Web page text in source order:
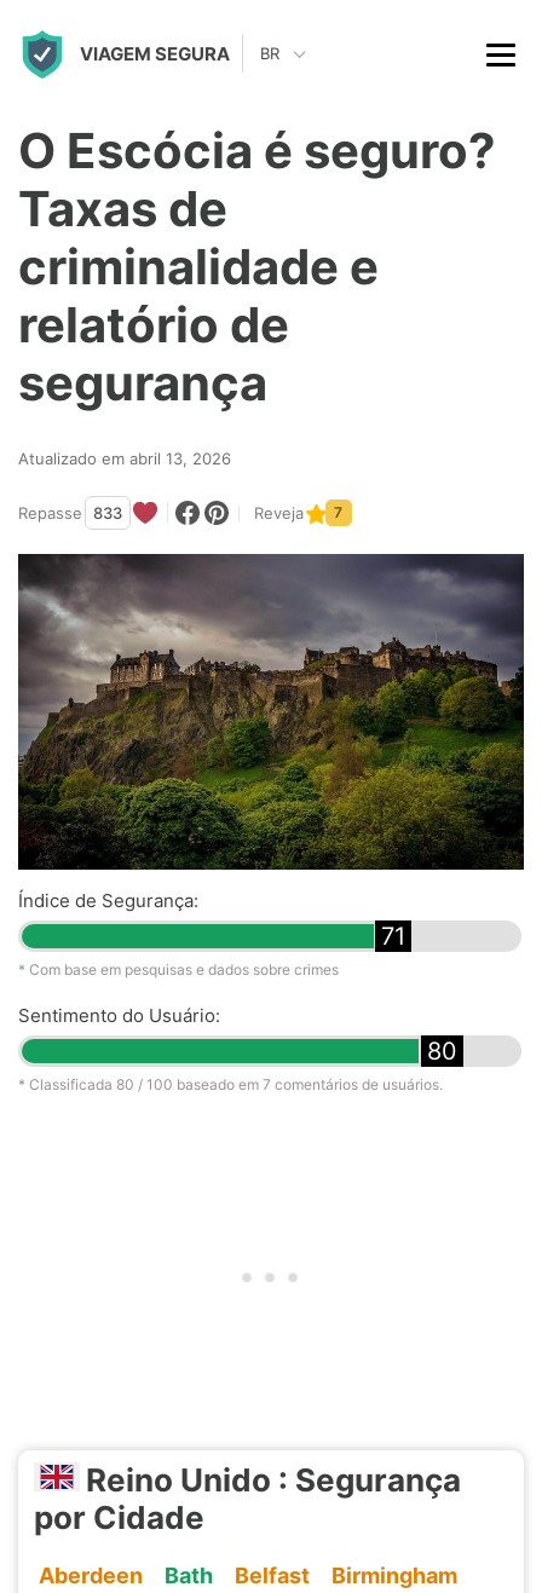
VIAGEM SEGURA BR
O Escócia é seguro?
Taxas de
criminalidade e
relatório de
segurança
Atualizado em abril 13, 2026
Repasse 833 Reveja 7
Índice de Segurança:
71
* Com base em pesquisas e dados sobre crimes
Sentimento do Usuário:
80
* Classificada 80 / 100 baseado em 7 comentários de usuários.
Reino Unido : Segurança
por Cidade
Aberdeen Bath Belfast
Birmingham